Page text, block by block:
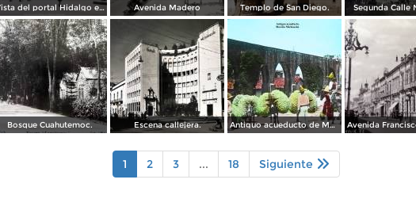
Vista del portal Hidalgo en Morelia Michoacán ( Circulada el 6 de Abril de 1957 ). Avenida Madero Templo de San Diego. Segunda Calle
Bosque Cuahutemoc. Escena callejera. Antiguo acueducto de Morelia Michoacán.
1 2 3 ... 18 Siguiente